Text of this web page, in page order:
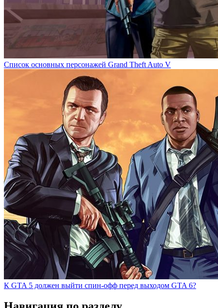
Список основных персонажей Grand Theft Auto V
К GTA 5 должен выйти спин-офф перед выходом GTA 6?